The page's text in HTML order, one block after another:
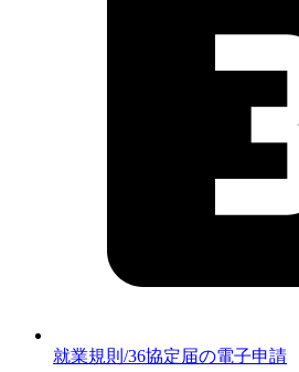
就業規則/36協定届の電子申請